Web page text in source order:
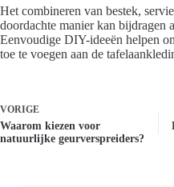
Het combineren van bestek,
doordachte manier kan bijdragen
Eenvoudige DIY-ideeën helpen
toe te voegen aan de
VORIGE
Waarom kiezen voor
natuurlijke geurverspreiders?